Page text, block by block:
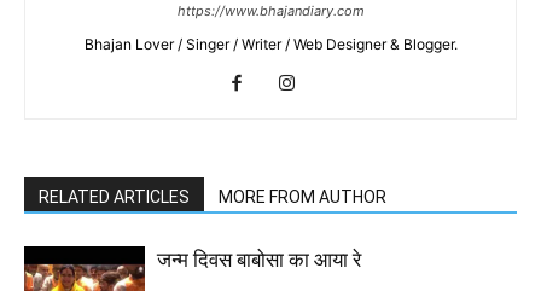
https://www.bhajandiary.com
Bhajan Lover / Singer / Writer / Web Designer & Blogger.
RELATED ARTICLES MORE FROM AUTHOR
जन्म दिवस बाबोसा का आया रे